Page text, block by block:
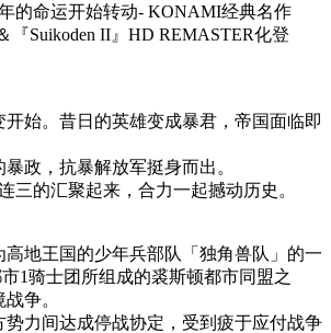
的命运开始转动- KONAMI经典名作
『Suikoden II』HD REMASTER化登
始。昔日的英雄变成暴君，帝国面临即
政，抗暴解放军挺身而出。
三的汇聚起来，合力一起撼动历史。
高地王国的少年兵部队「独角兽队」的一
1骑士团所组成的裘斯顿都市同盟之
争。
势力间达成停战协定，受到疲于应付战争